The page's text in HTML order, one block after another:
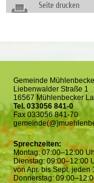
Seite drucken
Gemeinde
Liebenwalder Straße 1
16567 Mühlenbecker
Tel. 033056 841-0
Fax 033056 841-70
Sprechzeiten:
Montag: 07:00–12:00
Dienstag: 09:00–12:00
von Apr. bis Sept. jeden
Donnerstag: